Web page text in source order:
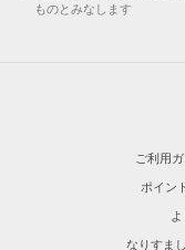
ものとみなします
ご利用
ポイント
なりすま